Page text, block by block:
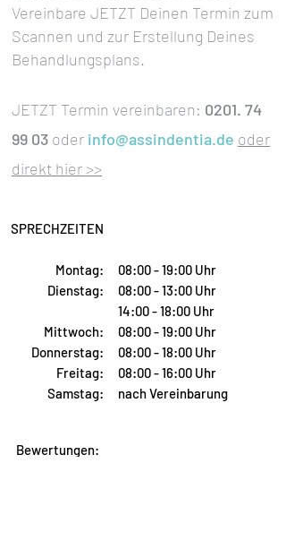
Vereinbare JETZT Deinen Termin zum
Scannen und zur Erstellung Deines
Behandlungsplans.
JETZT Termin vereinbaren: 0201. 74
99 03 oder info@assindentia.de oder
direkt hier >>
SPRECHZEITEN
Montag:
Dienstag:
Mittwoch:
Donnerstag:
Freitag:
Samstag:
08:00 - 19:00 Uhr
08:00 - 13:00 Uhr
14:00 - 18:00 Uhr
08:00 - 19:00 Uhr
08:00 - 18:00 Uhr
08:00 - 16:00 Uhr
nach Vereinbarung
Bewertungen: